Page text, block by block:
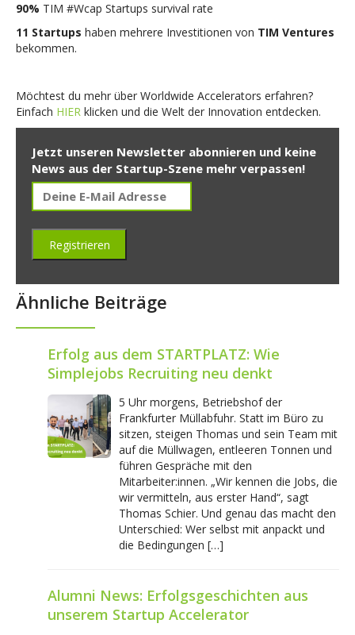
90% TIM #Wcap Startups survival rate
11 Startups haben mehrere Investitionen von TIM Ventures
bekommen.
Möchtest du mehr über Worldwide Accelerators erfahren?
Einfach HIER klicken und die Welt der Innovation entdecken.
Jetzt unseren Newsletter abonnieren und keine
News aus der Startup-Szene mehr verpassen!
Ähnliche Beiträge
Erfolg aus dem STARTPLATZ: Wie
Simplejobs Recruiting neu denkt
5 Uhr morgens, Betriebshof der
Frankfurter Müllabfuhr. Statt im Büro zu
sitzen, steigen Thomas und sein Team mit
auf die Müllwagen, entleeren Tonnen und
führen Gespräche mit den
Mitarbeiter:innen. „Wir kennen die Jobs, die
wir vermitteln, aus erster Hand“, sagt
Thomas Schier. Und genau das macht den
Unterschied: Wer selbst mit anpackt und
die Bedingungen […]
Alumni News: Erfolgsgeschichten aus
unserem Startup Accelerator